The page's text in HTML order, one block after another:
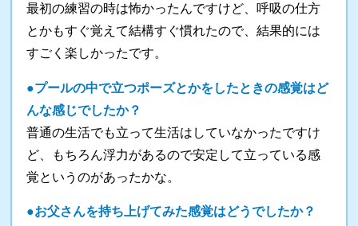
最初の練習の時は怖かったんですけど、呼吸の仕方
とかもすぐ覚えて結構すぐ慣れたので、結果的には
すごく楽しかったです。
●プールの中で立つポーズとかをしたときの感覚はど
んな感じでしたか？
普通の生活でも立って生活はしていなかったですけ
ど、もちろん浮力があるので安定して立っている感
覚というのがあったかな。
●お父さんを持ち上げてみた感覚はどうでしたか？